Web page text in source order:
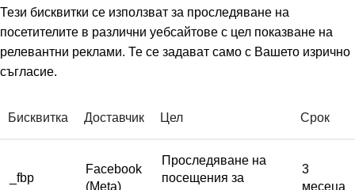
Тези бисквитки се използват за проследяване на
посетителите в различни уебсайтове с цел показване на
релевантни реклами. Те се задават само с Вашето изрично
съгласие.
Бисквитка Доставчик Цел Срок
_fbp
Facebook
(Meta)
Проследяване на
посещения за
3
месеца